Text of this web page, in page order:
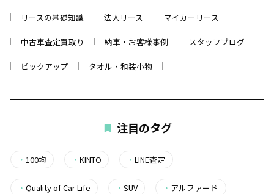
リースの基礎知識 法人リース マイカーリース
中古車査定買取り 納車・お客様事例 スタッフブログ
ピックアップ タオル・和装小物
注目のタグ
・ 100均 ・KINTO ・LINE査定
・ Quality of Car Life ・SUV ・ アルファード